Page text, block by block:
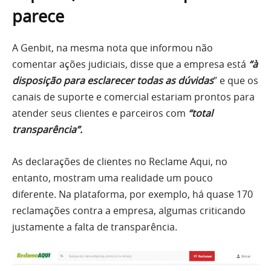
parece
A Genbit, na mesma nota que informou não
comentar ações judiciais, disse que a empresa está “à
disposição para esclarecer todas as dúvidas” e que os
canais de suporte e comercial estariam prontos para
atender seus clientes e parceiros com “total
transparência”.
As declarações de clientes no Reclame Aqui, no
entanto, mostram uma realidade um pouco
diferente. Na plataforma, por exemplo, há quase 170
reclamações contra a empresa, algumas criticando
justamente a falta de transparência.